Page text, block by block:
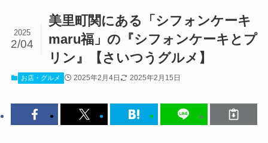
美里町関にある「シフォンケーキ
maru福」の『シフォンケーキとプ
リン』【さいつうグルメ】
2025
2/04
お店・グルメ 2025年2月4日 2025年2月15日